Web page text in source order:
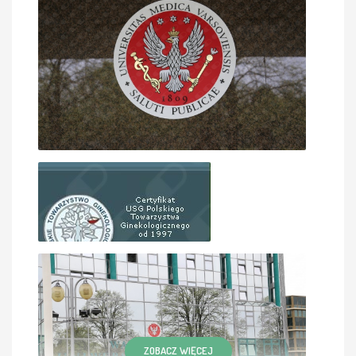
sromowych u kobiet w warunkach
ambulatoryjnych w znieczuleniu miejscowym.
Zabiegi te wykonują głównie w swojej PRAKTYCE
PRYWATNEJ w Józefowie . Jestem zwolennikiem
wprowadzania nowych metod leczniczych w
ginekologii. Jako lekarz-praktyk systematycznie
staram się podnosić swoje kwalifikacje
zawodowe. Systematycznie biorę udział w
konferencjach i kongresach naukowych
organizowanych na terenie Polski i za granicą.
medycznych tak by prowadzić praktykę lekarską
na właściwym poziomie merytorycznym. Czytając
opinie pacjentek , myślę że jest to doceniane w
mojej codziennej praktyce zawodowej.
W czasie wolnym pasjonuje mnie tenis,
żeglarstwo, narciarstwo i turystyka, nauka
języków obcych.
Jestem członkiem kilku polskich towarzystw
naukowych : Polskiego Towarzystwa
ZOBACZ WIĘCEJ